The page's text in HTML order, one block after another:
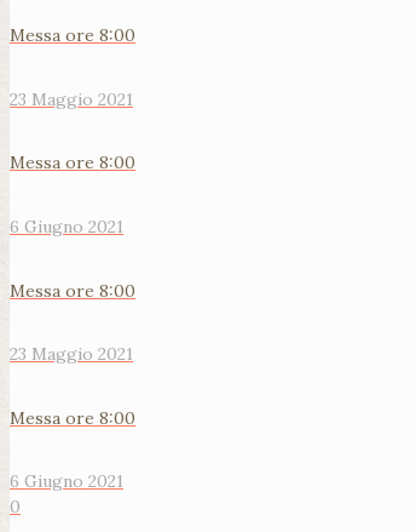
Messa ore 8:00
23 Maggio 2021
Messa ore 8:00
6 Giugno 2021
Messa ore 8:00
23 Maggio 2021
Messa ore 8:00
6 Giugno 2021
0